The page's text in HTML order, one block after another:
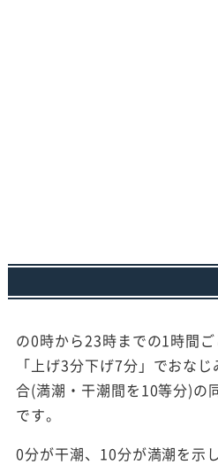
の0時から23時までの1時間
「上げ3分下げ7分」でおな
合(満潮・干潮間を10等分)の
です。
0分が干潮、10分が満潮を示